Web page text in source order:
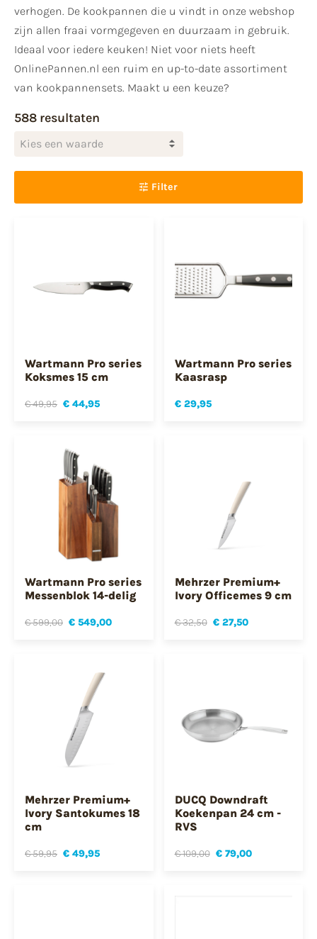
verhogen. De kookpannen die u vindt in onze webshop
zijn allen fraai vormgegeven en duurzaam in gebruik.
Ideaal voor iedere keuken! Niet voor niets heeft
OnlinePannen.nl een ruim en up-to-date assortiment
van kookpannensets. Maakt u een keuze?
588 resultaten
Kies een waarde
Filter
Wartmann Pro series
Koksmes 15 cm
€ 49,95 € 44,95
Wartmann Pro series
Kaasrasp
€ 29,95
Wartmann Pro series
Messenblok 14-delig
€ 599,00 € 549,00
Mehrzer Premium+
Ivory Officemes 9 cm
€ 32,50 € 27,50
Mehrzer Premium+
Ivory Santokumes 18
cm
€ 59,95 € 49,95
DUCQ Downdraft
Koekenpan 24 cm -
RVS
€ 109,00 € 79,00